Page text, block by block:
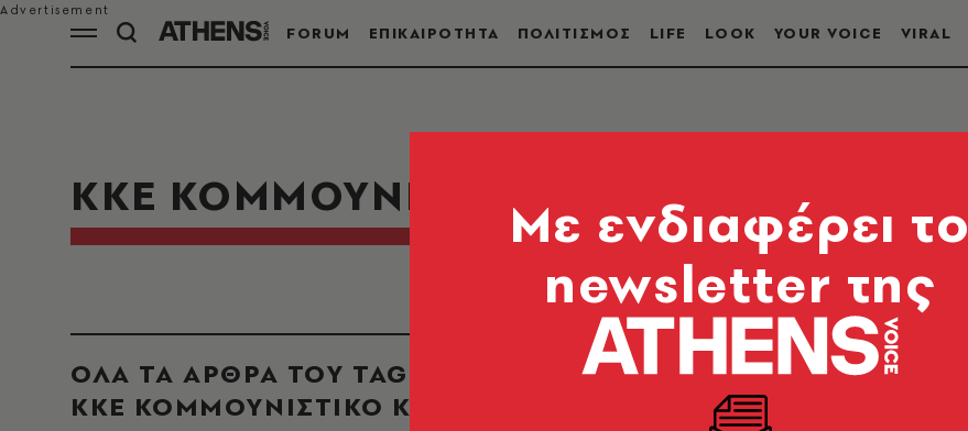
FORUM ΕΠΙΚΑΙΡΟΤΗΤΑ ΠΟΛΙΤΙΣΜΟΣ LIFE LOOK YOUR VOICE VIRAL
ΚΚΕ ΚΟΜΜΟΥΝΙΣΤΙΚΟ ΚΟΜΜΑ ΕΛΛΑΔΑΣ
ΟΛΑ ΤΑ ΑΡΘΡΑ ΤΟΥ TAG
ΚΚΕ ΚΟΜΜΟΥΝΙΣΤΙΚΟ ΚΟΜΜΑ ΕΛΛΑΔΑΣ
Mε ενδιαφέρει το
newsletter της